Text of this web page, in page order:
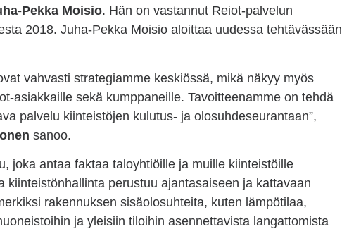
Pekka Moisio. Hän on vastannut Reiot-palvelun
2018. Juha-Pekka Moisio aloittaa uudessa tehtävässään
vahvasti strategiamme keskiössä, mikä näkyy myös
asiakkaille sekä kumppaneille. Tavoitteenamme on tehdä
palvelu kiinteistöjen kulutus- ja olosuhdeseurantaan”,
sanoo.
joka antaa faktaa taloyhtiöille ja muille kiinteistöille
kiinteistönhallinta perustuu ajantasaiseen ja kattavaan
rakennuksen sisäolosuhteita, kuten lämpötilaa,
ja yleisiin tiloihin asennettavista langattomista